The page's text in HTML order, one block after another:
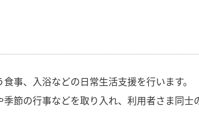
事、入浴などの日常生活支援を行います。
節の行事などを取り入れ、利用者さま同士